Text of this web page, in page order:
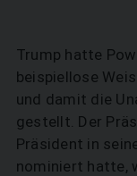
Trump hatte
beispiellose
und damit die
gestellt. Der
Präsident in
nominiert hatte,